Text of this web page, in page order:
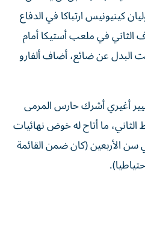
كينيونيس ارتباكا في الدفاع
في ملعب أستيكا أمام
البدل عن ضائع، أضاف ألفارو
أغيري أشرك حارس المرمى
الثاني، ما أتاح له خوض نهائيات
سن الأربعين (كان ضمن القائمة